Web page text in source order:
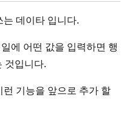
데이타 입니다.
에 어떤 값을 입력하면 행
것입니다.
기능을 앞으로 추가 할